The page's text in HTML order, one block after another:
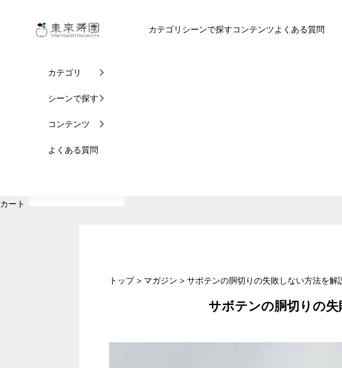
東京寿園
カテゴリ シーンで探すコンテンツよくある質問
カテゴリ
シーンで探す
コンテンツ
よくある質問
カート
トップ > マガジン > サボテンの胴切りの失敗しない方法を解
サボテンの胴切りの